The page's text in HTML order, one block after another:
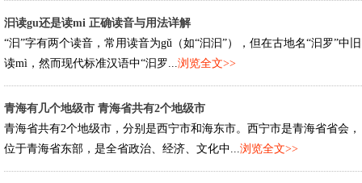
汩读gu还是读mi 正确读音与用法详解
“汩”字有两个读音，常用读音为gǔ（如“汩汩”），但在古地名“汩罗”中旧
读mì，然而现代标准汉语中“汩罗...浏览全文>>
青海有几个地级市 青海省共有2个地级市
青海省共有2个地级市，分别是西宁市和海东市。西宁市是青海省省会，
位于青海省东部，是全省政治、经济、文化中...浏览全文>>